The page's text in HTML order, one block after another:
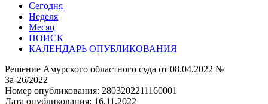
Сегодня
Неделя
Месяц
ПОИСК
КАЛЕНДАРЬ ОПУБЛИКОВАНИЯ
Решение Амурского областного суда от 08.04.2022 №
3а-26/2022
Номер опубликования: 2803202211160001
Дата опубликования: 16.11.2022